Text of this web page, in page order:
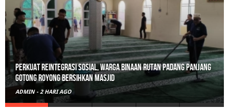
Polisi Sita 82 Paket Ganja Siap Edar di Tanah Datar
ADMIN - 3 HARI AGO